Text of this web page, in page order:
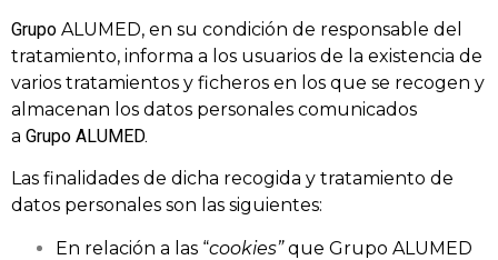
Grupo ALUMED, en su condición de responsable del
tratamiento, informa a los usuarios de la existencia de
varios tratamientos y ficheros en los que se recogen y
almacenan los datos personales comunicados
a Grupo ALUMED.
Las finalidades de dicha recogida y tratamiento de
datos personales son las siguientes:
En relación a las “cookies”que Grupo ALUMED